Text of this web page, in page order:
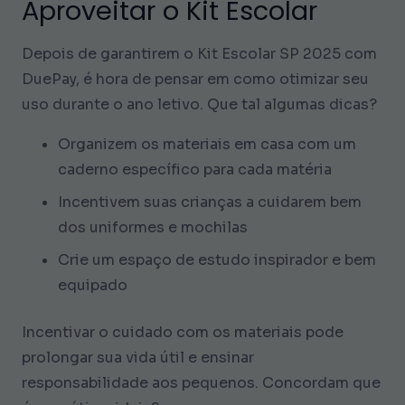
Aproveitar o Kit Escolar
Depois de garantirem o Kit Escolar SP 2025 com
DuePay, é hora de pensar em como otimizar seu
uso durante o ano letivo. Que tal algumas dicas?
Organizem os materiais em casa com um
caderno específico para cada matéria
Incentivem suas crianças a cuidarem bem
dos uniformes e mochilas
Crie um espaço de estudo inspirador e bem
equipado
Incentivar o cuidado com os materiais pode
prolongar sua vida útil e ensinar
responsabilidade aos pequenos. Concordam que